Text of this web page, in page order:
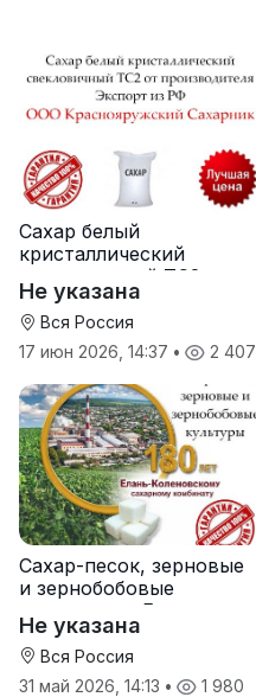
Сахар белый
кристаллический
свекловичный ТС2 от
производителя
Не указана
Вся Россия
17 июн 2026, 14:37 • 2 407
Сахар-песок, зерновые
и зернобобовые
культуры от Елань-
Коленовский СЗ
Не указана
Вся Россия
31 май 2026, 14:13 • 1 980